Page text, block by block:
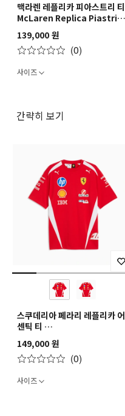
맥라렌 레플리카 피아스트리 티
McLaren Replica Piastri
139,000 원
(0)
사이즈
간략히 보기
스쿠데리아 페라리 레플리카 어
센틱 티
SF Replica Drivers
Authentic Tee
149,000 원
(0)
사이즈